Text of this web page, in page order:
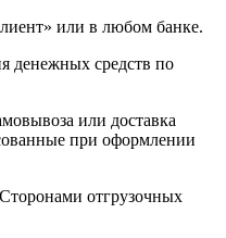
или в любом банке.
денежных средств по
или доставка
при оформлении
отгрузочных